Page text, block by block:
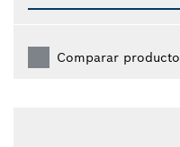
Comparar producto